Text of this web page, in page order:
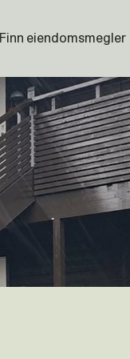
Finn eiendomsmegler